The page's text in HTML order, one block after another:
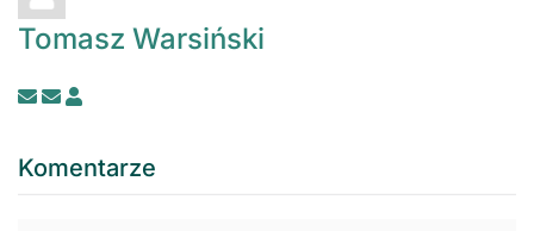
Tomasz Warsiński
Subskrybuj
autora
Zakończ
wpisów
tego
Komentarze